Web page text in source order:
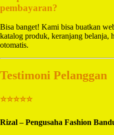
pembayaran?
Bisa banget! Kami bisa buatkan
katalog produk, keranjang belanja,
otomatis.
Testimoni Pelanggan
⭐⭐⭐⭐⭐
Rizal – Pengusaha Fashion